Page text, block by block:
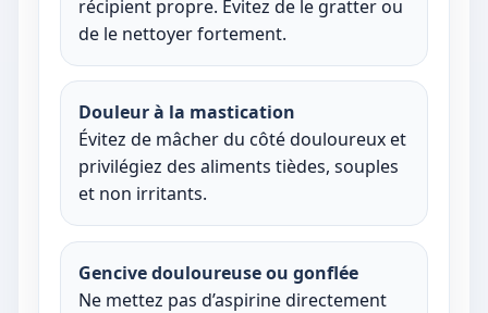
récipient propre. Évitez de le gratter ou
de le nettoyer fortement.
Douleur à la mastication
Évitez de mâcher du côté douloureux et
privilégiez des aliments tièdes, souples
et non irritants.
Gencive douloureuse ou gonflée
Ne mettez pas d’aspirine directement